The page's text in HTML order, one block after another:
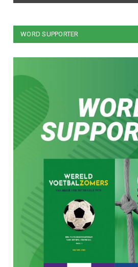
WORD SUPPORTER